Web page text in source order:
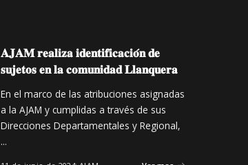
𝐀𝐉𝐀𝐌 𝐫𝐞𝐚𝐥𝐢𝐳𝐚 𝐢𝐝𝐞𝐧𝐭𝐢𝐟𝐢𝐜𝐚𝐜𝐢𝐨́𝐧 𝐝𝐞
𝐬𝐮𝐣𝐞𝐭𝐨𝐬 𝐞𝐧 𝐥𝐚 𝐜𝐨𝐦𝐮𝐧𝐢𝐝𝐚𝐝 𝐋𝐥𝐚𝐧𝐪𝐮𝐞𝐫𝐚
En el marco de las atribuciones asignadas
a la AJAM y cumplidas a través de sus
Direcciones Departamentales y Regional,
...